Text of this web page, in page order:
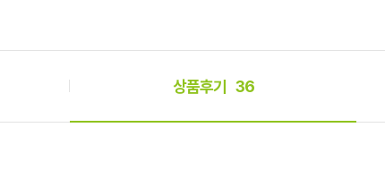
상품후기 36